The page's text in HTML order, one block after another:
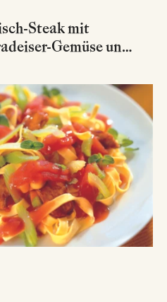
Steak mit
Gemüse und